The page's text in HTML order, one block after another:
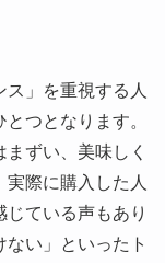
」を重視する人
つとなります。
ずい、美味しく
際に購入した人
ている声もあり
い」といったト